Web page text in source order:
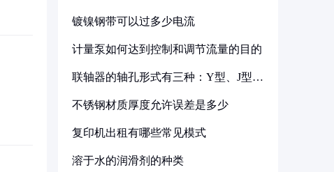
镀镍钢带可以过多少电流
计量泵如何达到控制和调节流量的目的
联轴器的轴孔形式有三种：Y型、J型、
不锈钢材质厚度允许误差是多少
复印机出租有哪些常见模式
溶于水的润滑剂的种类